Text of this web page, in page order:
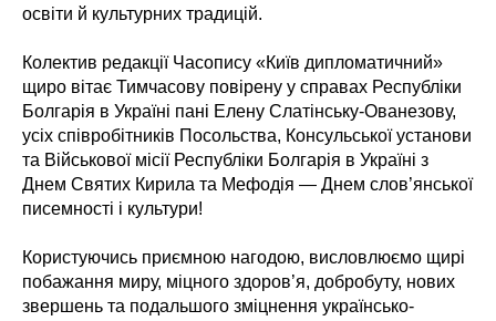
освіти й культурних традицій.
Колектив редакції Часопису «Київ дипломатичний»
щиро вітає Тимчасову повірену у справах Республіки
Болгарія в Україні пані Елену Слатінську-Ованезову,
усіх співробітників Посольства, Консульської установи
та Військової місії Республіки Болгарія в Україні з
Днем Святих Кирила та Мефодія — Днем слов’янської
писемності і культури!
Користуючись приємною нагодою, висловлюємо щирі
побажання миру, міцного здоров’я, добробуту, нових
звершень та подальшого зміцнення українсько-